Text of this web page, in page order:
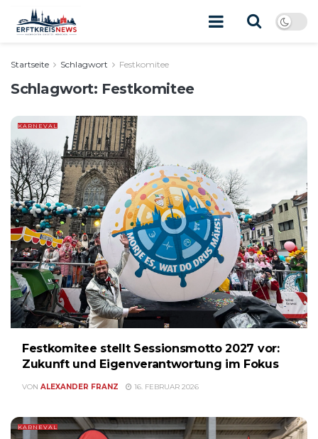
Startseite Schlagwort Festkomitee
Schlagwort: Festkomitee
KARNEVAL
Festkomitee stellt Sessionsmotto 2027 vor:
Zukunft und Eigenverantwortung im Fokus
VON ALEXANDER FRANZ 16. FEBRUAR 2026
KARNEVAL